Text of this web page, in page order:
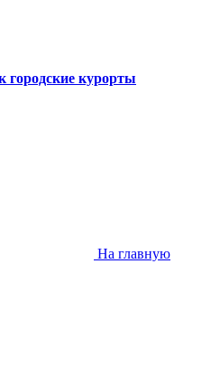
городские курорты
На главную